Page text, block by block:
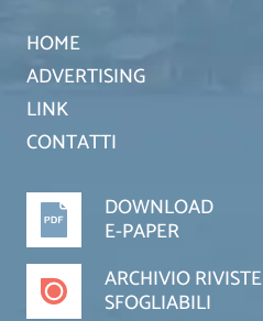
HOME
ADVERTISING
LINK
CONTATTI
DOWNLOAD
E-PAPER
ARCHIVIO RIVISTE
SFOGLIABILI